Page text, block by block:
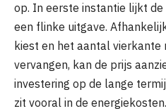
op. In eerste instantie lijkt
een flinke uitgave.
kiest en het aantal
vervangen, kan de prijs
investering op de lange
zit vooral in de